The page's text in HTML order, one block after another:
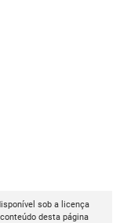
sob a licença
desta página